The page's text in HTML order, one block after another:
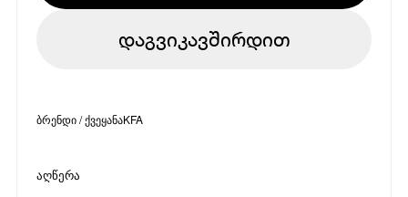
დაგვიკავშირდით
ბრენდი / ქვეყანაKFA
აღწერა